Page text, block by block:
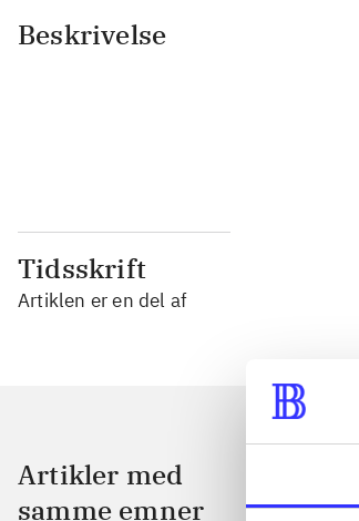
Beskrivelse
Tidsskrift
Artiklen er en del af
Artikler med
samme emner